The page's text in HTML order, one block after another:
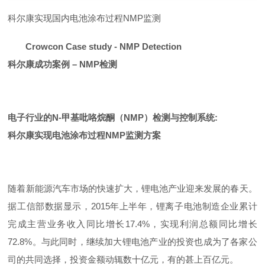
科尔康实现国内电池涂布过程NMP监测
Crowcon Case study - NMP Detection
科尔康成功案例 – NMP检测
电子行业的N-甲基吡咯烷酮
（NMP）检测与控制系统:
科尔康实现电池涂布过程NMP监测方案
随着新能源汽车市场的快速扩大，锂电池产业迎来发展的春天。
据工信部数据显示，2015年上半年，锂离子电池制造企业累计
完成主营业务收入同比增长17.4%，实现利润总额同比增长
72.8%。与此同时，继续加大锂电池产业的投资也成为了各家公
司的共同选择，投资金额动辄数十亿元，有的甚上百亿元。